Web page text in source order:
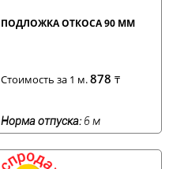
ПОДЛОЖКА ОТКОСА 90 ММ
Стоимость за 1 м.878₸
Норма отпуска: 6 м